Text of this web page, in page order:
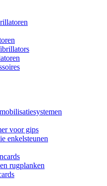
voor gips
enkelsteunen
rugplanken